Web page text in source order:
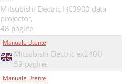
Mitsubishi Electric HC3900 data
projector,
48 pagine
Manuale Utente
Mitsubishi Electric ex240U,
59 pagine
Manuale Utente